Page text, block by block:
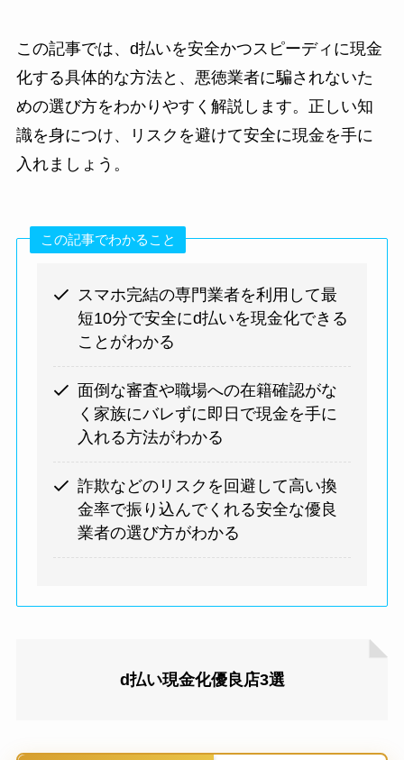
この記事では、d払いを安全かつスピーディに現金
化する具体的な方法と、悪徳業者に騙されないた
めの選び方をわかりやすく解説します。正しい知
識を身につけ、リスクを避けて安全に現金を手に
入れましょう。
この記事でわかること
スマホ完結の専門業者を利用して最
短10分で安全にd払いを現金化できる
ことがわかる
面倒な審査や職場への在籍確認がな
く家族にバレずに即日で現金を手に
入れる方法がわかる
詐欺などのリスクを回避して高い換
金率で振り込んでくれる安全な優良
業者の選び方がわかる
d払い現金化優良店3選